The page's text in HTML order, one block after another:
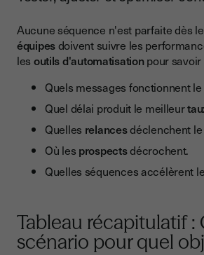
Aucune séquence n'est parfaite dès
équipesdoivent suivre les
les outils d'automatisationpour savoir
Quels messages fonctionnent
Quel délai produit le meilleur
Quelles relancesdéclenchent le
Où les prospectsdécrochent.
Quelles séquences accélèrent le
Tableau récapitulatif :
scénario pour quel